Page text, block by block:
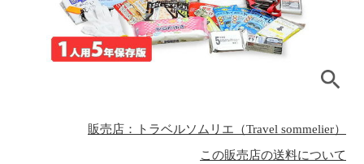
販売店：トラベルソムリエ（Travel sommelier）
この販売店の送料について